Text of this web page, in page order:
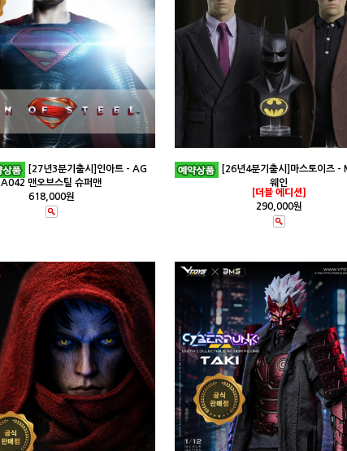
[27년3분기출시]인아트 - AG
A042 맨오브스틸 슈퍼맨
618,000원
[26년4분기출시]마스토이즈 -
웨인
[더블 에디션]
290,000원